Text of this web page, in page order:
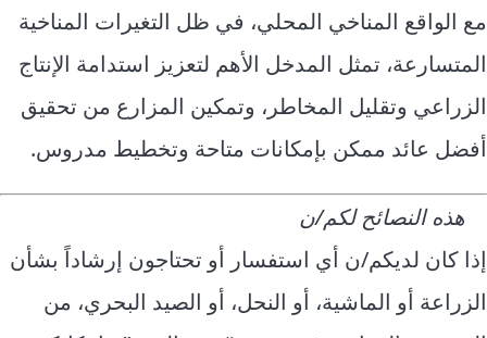
مع الواقع المناخي المحلي، في ظل التغيرات المناخية
المتسارعة، تمثل المدخل الأهم لتعزيز استدامة الإنتاج
الزراعي وتقليل المخاطر، وتمكين المزارع من تحقيق
أفضل عائد ممكن بإمكانات متاحة وتخطيط مدروس.
هذه النصائح لكم/ن
إذا كان لديكم/ن أي استفسار أو تحتاجون إرشاداً بشأن
الزراعة أو الماشية، أو النحل، أو الصيد البحري، من